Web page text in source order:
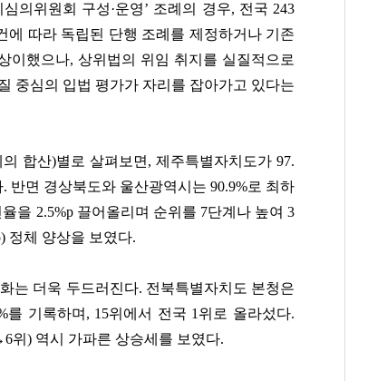
사]
약
모
[관련 기사]
DL
단독주택
[관련 기사]
BH엔터테인먼트
아페르한강
의위원회 구성·운영’ 조례의 경우, 전국 243
따라 독립된 단행 조례를 제정하거나 기존
이했으나, 상위법의 위임 취지를 실질적으로
중심의 입법 평가가 자리를 잡아가고 있다는
합산)별로 살펴보면, 제주특별자치도가 97.
반면 경상북도와 울산광역시는 90.9%로 최하
을 2.5%p 끌어올리며 순위를 7단계나 높여 3
정체 양상을 보였다.
는 더욱 두드러진다. 전북특별자치도 본청은
를 기록하며, 15위에서 전국 1위로 올라섰다.
위) 역시 가파른 상승세를 보였다.